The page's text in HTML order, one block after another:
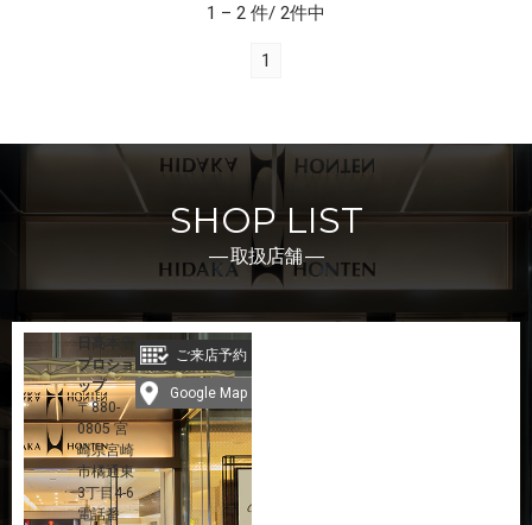
1 – 2 件/ 2件中
1
SHOP LIST
― 取扱店舗 ―
日髙本店
プロショ
ップ
〒880-
0805 宮
崎県宮崎
市橘通東
3丁目4-6
電話番
ご来店予約
Google Map